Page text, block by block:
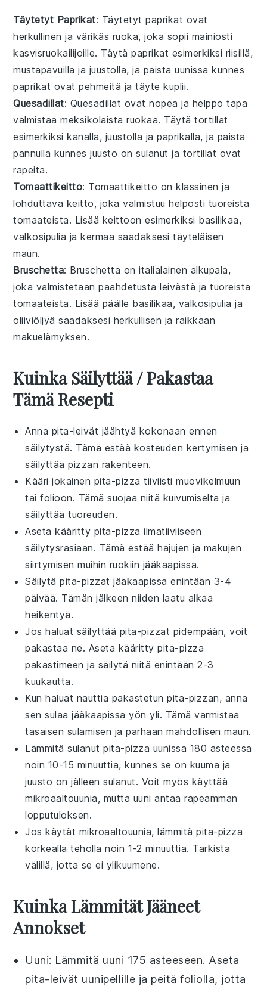
Täytetyt Paprikat: Täytetyt paprikat ovat
herkullinen ja värikäs ruoka, joka sopii mainiosti
kasvisruokailijoille. Täytä paprikat esimerkiksi riisillä,
mustapavuilla ja juustolla, ja paista uunissa kunnes
paprikat ovat pehmeitä ja täyte kuplii.
Quesadillat: Quesadillat ovat nopea ja helppo tapa
valmistaameksikolaista ruokaa. Täytätortillat
esimerkiksikanalla, juustolla japaprikalla, ja paista
pannulla kunnes juusto on sulanut ja tortillat ovat
rapeita.
Tomaattikeitto: Tomaattikeitto on klassinen ja
lohduttava keitto, joka valmistuu helposti tuoreista
tomaateista. Lisää keittoon esimerkiksi basilikaa,
valkosipulia jakermaa saadaksesi täyteläisen
maun.
Bruschetta: Bruschetta on italialainen alkupala,
joka valmistetaan paahdetustaleivästä ja tuoreista
tomaateista. Lisää päälle basilikaa, valkosipulia ja
oliiviöljyä saadaksesi herkullisen ja raikkaan
makuelämyksen.
Kuinka Säilyttää / Pakastaa
Tämä Resepti
Anna pita-leivät jäähtyä kokonaan ennen
säilytystä. Tämä estää kosteuden kertymisen ja
säilyttääpizzan rakenteen.
Kääri jokainen pita-pizza tiiviistimuovikelmuun
taifolioon. Tämä suojaa niitä kuivumiselta ja
säilyttää tuoreuden.
Aseta kääritty pita-pizza ilmatiiviiseen
säilytysrasiaan. Tämä estää hajujen ja makujen
siirtymisen muihin ruokiin jääkaapissa.
Säilytäpita-pizzat jääkaapissa enintään 3-4
päivää. Tämän jälkeen niiden laatu alkaa
heikentyä.
Jos haluat säilyttää pita-pizzat pidempään, voit
pakastaa ne. Aseta käärittypita-pizza
pakastimeen ja säilytä niitä enintään 2-3
kuukautta.
Kun haluat nauttia pakastetunpita-pizzan, anna
sen sulaa jääkaapissa yön yli. Tämä varmistaa
tasaisen sulamisen ja parhaan mahdollisen maun.
Lämmitä sulanutpita-pizza uunissa 180 asteessa
noin 10-15 minuuttia, kunnes se on kuuma ja
juusto on jälleen sulanut. Voit myös käyttää
mikroaaltouunia, mutta uuni antaa rapeamman
lopputuloksen.
Jos käytät mikroaaltouunia, lämmitäpita-pizza
korkealla teholla noin 1-2 minuuttia. Tarkista
välillä, jotta se ei ylikuumene.
Kuinka Lämmität Jääneet
Annokset
Uuni: Lämmitä uuni 175 asteeseen. Aseta
pita-leivät uunipellille ja peitä foliolla, jotta